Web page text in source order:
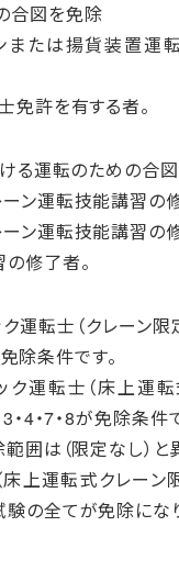
合図を免除
または揚貨装置運
免許を有する者。
る運転のための合
ン運転技能講習の
ン運転技能講習の
修了者。
運転士（クレーン限
免除条件です。
ク運転士（床上運転
・4・7・8が免除条件
囲は（限定なし）と
床上運転式クレー
の全てが免除にな